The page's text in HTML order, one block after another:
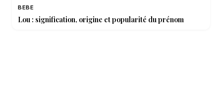
BEBE
Lou : signification, origine et popularité du prénom